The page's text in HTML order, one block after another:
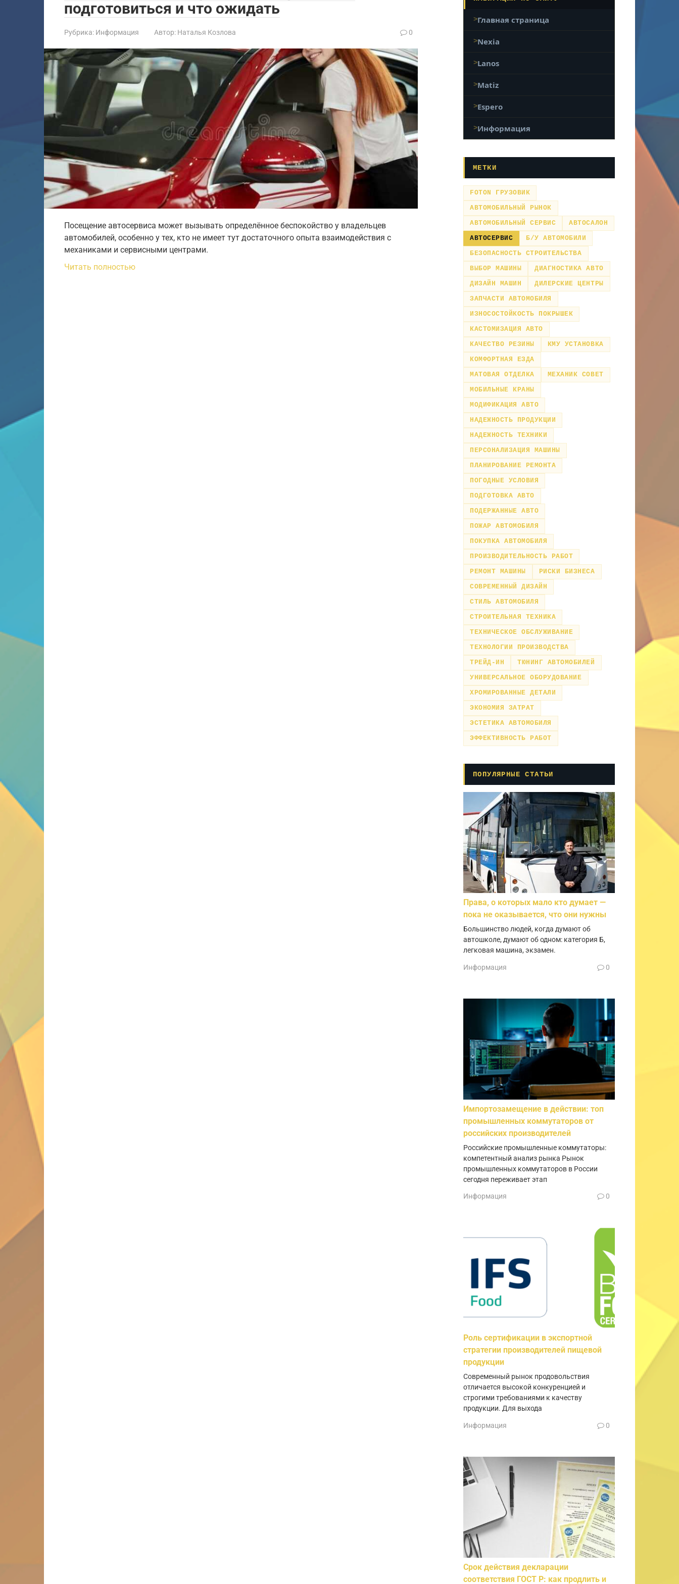
подготовиться и что ожидать
Рубрика: Информация Автор: Наталья Козлова 0
Посещение автосервиса может вызывать определённое беспокойство у владельцев
автомобилей, особенно у тех, кто не имеет тут достаточного опыта взаимодействия с
механиками и сервисными центрами.
Читать полностью
Главная страница
Nexia
Lanos
Matiz
Espero
Информация
МЕТКИ
FOTON ГРУЗОВИК
АВТОМОБИЛЬНЫЙ РЫНОК
АВТОМОБИЛЬНЫЙ СЕРВИС
АВТОСАЛОН
АВТОСЕРВИС
Б/У АВТОМОБИЛИ
БЕЗОПАСНОСТЬ СТРОИТЕЛЬСТВА
ВЫБОР МАШИНЫ
ДИАГНОСТИКА АВТО
ДИЗАЙН МАШИН
ДИЛЕРСКИЕ ЦЕНТРЫ
ЗАПЧАСТИ АВТОМОБИЛЯ
ИЗНОСОСТОЙКОСТЬ ПОКРЫШЕК
КАСТОМИЗАЦИЯ АВТО
КАЧЕСТВО РЕЗИНЫ
КМУ УСТАНОВКА
КОМФОРТНАЯ ЕЗДА
МАТОВАЯ ОТДЕЛКА
МЕХАНИК СОВЕТ
МОБИЛЬНЫЕ КРАНЫ
МОДИФИКАЦИЯ АВТО
НАДЕЖНОСТЬ ПРОДУКЦИИ
НАДЕЖНОСТЬ ТЕХНИКИ
ПЕРСОНАЛИЗАЦИЯ МАШИНЫ
ПЛАНИРОВАНИЕ РЕМОНТА
ПОГОДНЫЕ УСЛОВИЯ
ПОДГОТОВКА АВТО
ПОДЕРЖАННЫЕ АВТО
ПОЖАР АВТОМОБИЛЯ
ПОКУПКА АВТОМОБИЛЯ
ПРОИЗВОДИТЕЛЬНОСТЬ РАБОТ
РЕМОНТ МАШИНЫ
РИСКИ БИЗНЕСА
СОВРЕМЕННЫЙ ДИЗАЙН
СТИЛЬ АВТОМОБИЛЯ
СТРОИТЕЛЬНАЯ ТЕХНИКА
ТЕХНИЧЕСКОЕ ОБСЛУЖИВАНИЕ
ТЕХНОЛОГИИ ПРОИЗВОДСТВА
ТРЕЙД-ИН
ТЮНИНГ АВТОМОБИЛЕЙ
УНИВЕРСАЛЬНОЕ ОБОРУДОВАНИЕ
ХРОМИРОВАННЫЕ ДЕТАЛИ
ЭКОНОМИЯ ЗАТРАТ
ЭСТЕТИКА АВТОМОБИЛЯ
ЭФФЕКТИВНОСТЬ РАБОТ
ПОПУЛЯРНЫЕ СТАТЬИ
Права, о которых мало кто думает —
пока не оказывается, что они нужны
Большинство людей, когда думают об
автошколе, думают об одном: категория Б,
легковая машина, экзамен.
Информация 0
Импортозамещение в действии: топ
промышленных коммутаторов от
российских производителей
Российские промышленные коммутаторы:
компетентный анализ рынка Рынок
промышленных коммутаторов в России
сегодня переживает этап
Информация 0
Роль сертификации в экспортной
стратегии производителей пищевой
продукции
Современный рынок продовольствия
отличается высокой конкуренцией и
строгими требованиями к качеству
продукции. Для выхода
Информация 0
Срок действия декларации
соответствия ГОСТ Р: как продлить и